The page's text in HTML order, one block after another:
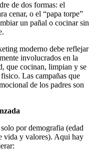
de dos formas: el
cenar, o el “papa torpe”
un pañal o cocinar sin
moderno debe reflejar
involucrados en la
que cocinan, limpian y se
Las campañas que
de los padres son
por demografia (edad
vida y valores). Aqui hay